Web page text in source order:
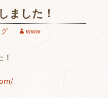
ました！
www